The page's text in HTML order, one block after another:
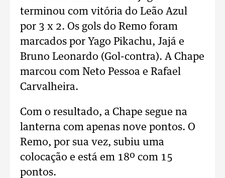
terminou com vitória do Leão Azul
por 3 x 2. Os gols do Remo foram
marcados por Yago Pikachu, Jajá e
Bruno Leonardo (Gol-contra). A Chape
marcou com Neto Pessoa e Rafael
Carvalheira.
Com o resultado, a Chape segue na
lanterna com apenas nove pontos. O
Remo, por sua vez, subiu uma
colocação e está em 18º com 15
pontos.